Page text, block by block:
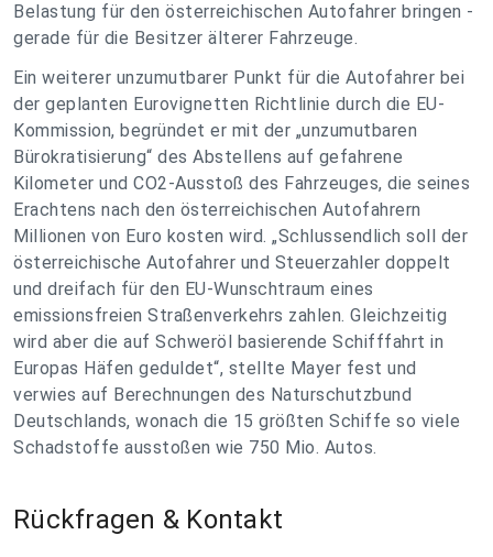
Belastung für den österreichischen Autofahrer bringen -
gerade für die Besitzer älterer Fahrzeuge.
Ein weiterer unzumutbarer Punkt für die Autofahrer bei
der geplanten Eurovignetten Richtlinie durch die EU-
Kommission, begründet er mit der „unzumutbaren
Bürokratisierung“ des Abstellens auf gefahrene
Kilometer und CO2-Ausstoß des Fahrzeuges, die seines
Erachtens nach den österreichischen Autofahrern
Millionen von Euro kosten wird. „Schlussendlich soll der
österreichische Autofahrer und Steuerzahler doppelt
und dreifach für den EU-Wunschtraum eines
emissionsfreien Straßenverkehrs zahlen. Gleichzeitig
wird aber die auf Schweröl basierende Schifffahrt in
Europas Häfen geduldet“, stellte Mayer fest und
verwies auf Berechnungen des Naturschutzbund
Deutschlands, wonach die 15 größten Schiffe so viele
Schadstoffe ausstoßen wie 750 Mio. Autos.
Rückfragen & Kontakt